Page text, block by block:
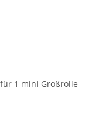
1 mini Großrolle